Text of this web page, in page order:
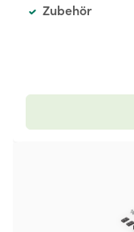
Zubehör